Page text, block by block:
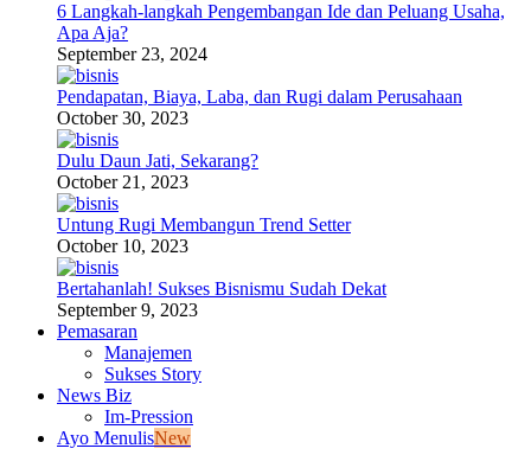
6 Langkah-langkah Pengembangan Ide dan Peluang Usaha,
Apa Aja?
September 23, 2024
Pendapatan, Biaya, Laba, dan Rugi dalam Perusahaan
October 30, 2023
Dulu Daun Jati, Sekarang?
October 21, 2023
Untung Rugi Membangun Trend Setter
October 10, 2023
Bertahanlah! Sukses Bisnismu Sudah Dekat
September 9, 2023
Pemasaran
Manajemen
Sukses Story
News Biz
Im-Pression
Ayo MenulisNew